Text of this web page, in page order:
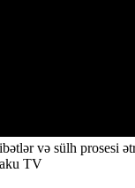
və sülh prosesi
TV